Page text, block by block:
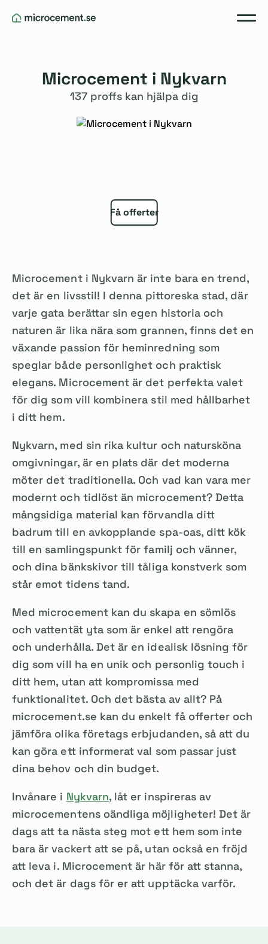
Microcement i Nykvarn
137 proffs kan hjälpa dig
Få offerter
Microcement i Nykvarn är inte bara en trend,
det är en livsstil! I denna pittoreska stad, där
varje gata berättar sin egen historia och
naturen är lika nära som grannen, finns det en
växande passion för heminredning som
speglar både personlighet och praktisk
elegans. Microcement är det perfekta valet
för dig som vill kombinera stil med hållbarhet
i ditt hem.
Nykvarn, med sin rika kultur och natursköna
omgivningar, är en plats där det moderna
möter det traditionella. Och vad kan vara mer
modernt och tidlöst än microcement? Detta
mångsidiga material kan förvandla ditt
badrum till en avkopplande spa-oas, ditt kök
till en samlingspunkt för familj och vänner,
och dina bänkskivor till tåliga konstverk som
står emot tidens tand.
Med microcement kan du skapa en sömlös
och vattentät yta som är enkel att rengöra
och underhålla. Det är en idealisk lösning för
dig som vill ha en unik och personlig touch i
ditt hem, utan att kompromissa med
funktionalitet. Och det bästa av allt? På
microcement.se kan du enkelt få offerter och
jämföra olika företags erbjudanden, så att du
kan göra ett informerat val som passar just
dina behov och din budget.
Invånare i Nykvarn, låt er inspireras av
microcementens oändliga möjligheter! Det är
dags att ta nästa steg mot ett hem som inte
bara är vackert att se på, utan också en fröjd
att leva i. Microcement är här för att stanna,
och det är dags för er att upptäcka varför.